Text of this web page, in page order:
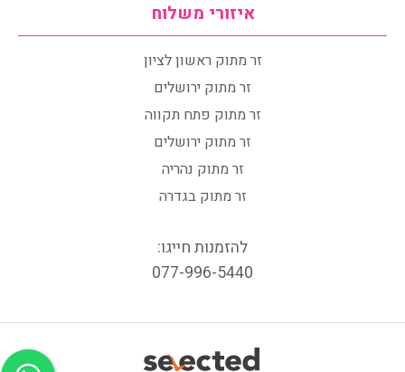
איזורי משלוח
זר מתוק ראשון לציון
זר מתוק ירושלים
זר מתוק פתח תקווה
זר מתוק ירושלים
זר מתוק נהריה
זר מתוק בגדרה
להזמנות חייגו:
077-996-5440